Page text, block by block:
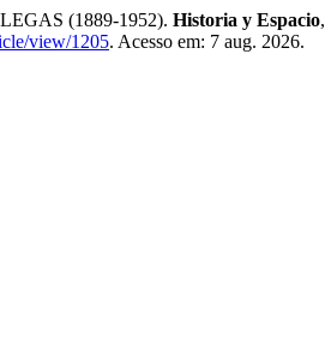
(1889-1952). Historia y Espacio,
view/1205. Acesso em: 7 aug. 2026.